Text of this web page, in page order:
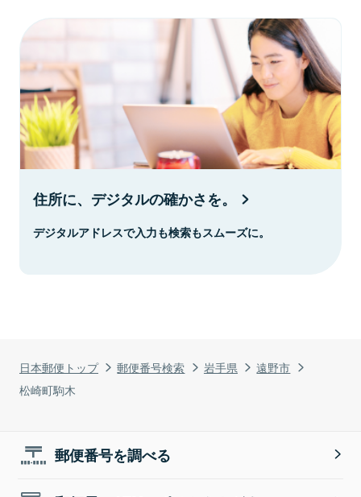
日本郵便トップ 郵便番号検索 岩手県
遠野市
松崎町駒木
住所に、デジタルの確かさを。
デジタルアドレスで入力も検索もスムーズに。
郵便番号を調べる